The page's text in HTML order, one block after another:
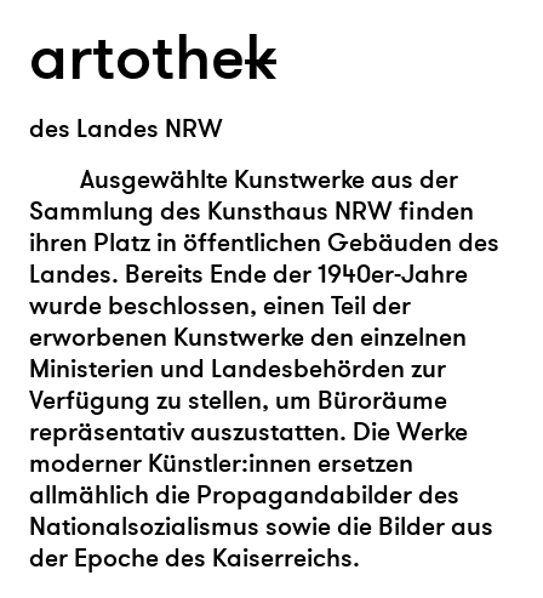
artothek
des Landes NRW
Ausgewählte Kunstwerke aus der
Sammlung des Kunsthaus NRW finden
ihren Platz in öffentlichen Gebäuden des
Landes. Bereits Ende der 1940er-Jahre
wurde beschlossen, einen Teil der
erworbenen Kunstwerke den einzelnen
Ministerien und Landesbehörden zur
Verfügung zu stellen, um Büroräume
repräsentativ auszustatten. Die Werke
moderner Künstler:innen ersetzen
allmählich die Propagandabilder des
Nationalsozialismus sowie die Bilder aus
der Epoche des Kaiserreichs.